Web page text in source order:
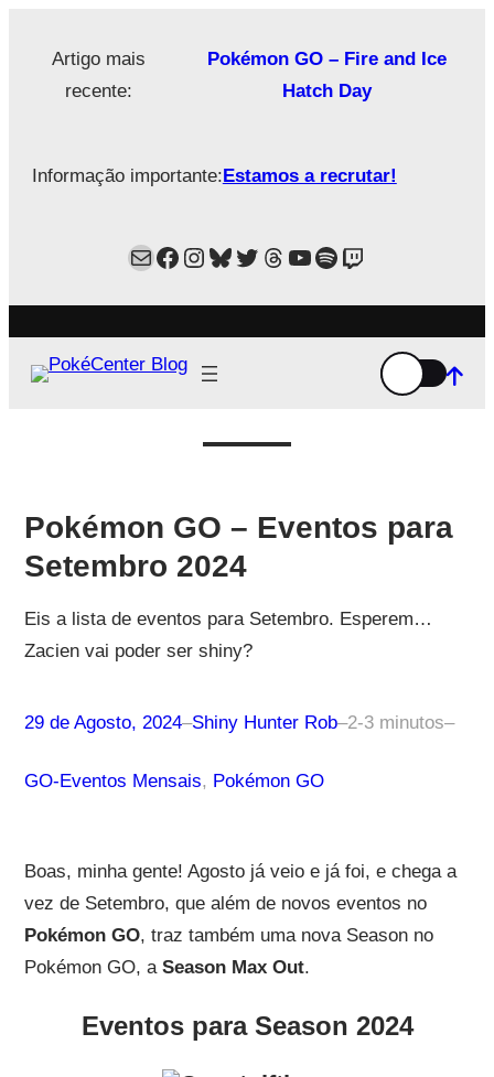
Artigo mais
recente:
Pokémon GO – Fire and Ice
Hatch Day
Informação importante:Estamos a recrutar!
MailFacebook
Instagram
Bluesky
Twitter
Estamos no Threads!
YouTube
Spotify
Twitch
Pokémon GO – Eventos para
Setembro 2024
Eis a lista de eventos para Setembro. Esperem…
Zacien vai poder ser shiny?
29 de Agosto, 2024–Shiny Hunter Rob–2-3 minutos–
GO-Eventos Mensais, Pokémon GO
Boas, minha gente! Agosto já veio e já foi, e chega a
vez de Setembro, que além de novos eventos no
Pokémon GO, traz também uma nova Season no
Pokémon GO, a Season Max Out.
Eventos para Season 2024